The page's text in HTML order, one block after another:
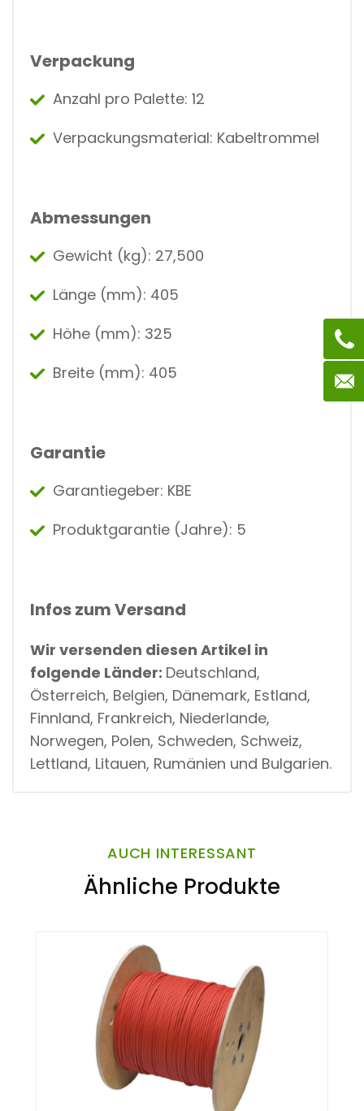
Verpackung
Anzahl pro Palette: 12
Verpackungsmaterial: Kabeltrommel
Abmessungen
Gewicht (kg): 27,500
Länge (mm): 405
Höhe (mm): 325
Breite (mm): 405
Garantie
Garantiegeber: KBE
Produktgarantie (Jahre): 5
Infos zum Versand
Wir versenden diesen Artikel in
folgende Länder: Deutschland,
Österreich, Belgien, Dänemark, Estland,
Finnland, Frankreich, Niederlande,
Norwegen, Polen, Schweden, Schweiz,
Lettland, Litauen, Rumänien und Bulgarien.
AUCH INTERESSANT
Ähnliche Produkte